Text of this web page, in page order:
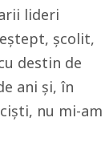
lideri
școlit,
destin de
ani și, în
nu mi-am